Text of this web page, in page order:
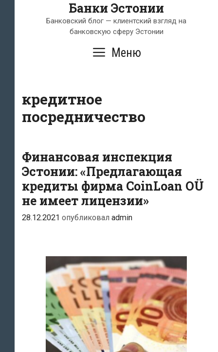
Банки Эстонии
Банковский блог — клиентский взгляд на
банковскую сферу Эстонии
Меню
кредитное
посредничество
Финансовая инспекция
Эстонии: «Предлагающая
кредиты фирма CoinLoan OÜ
не имеет лицензии»
28.12.2021 опубликовал admin